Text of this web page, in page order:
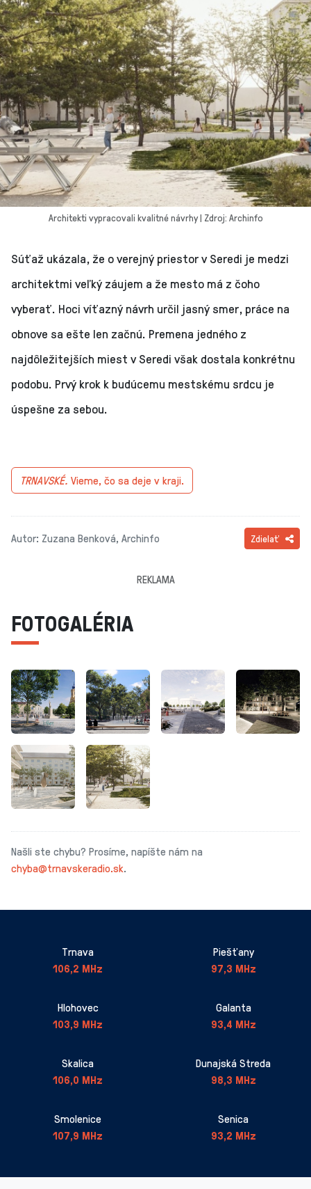
Architekti vypracovali kvalitné návrhy | Zdroj: Archinfo
Súťaž ukázala, že o verejný priestor v Seredi je medzi
architektmi veľký záujem a že mesto má z čoho
vyberať. Hoci víťazný návrh určil jasný smer, práce na
obnove sa ešte len začnú. Premena jedného z
najdôležitejších miest v Seredi však dostala konkrétnu
podobu. Prvý krok k budúcemu mestskému srdcu je
úspešne za sebou.
TRNAVSKÉ. Vieme, čo sa deje v kraji.
Autor: Zuzana Benková, Archinfo Zdielať
REKLAMA
FOTOGALÉRIA
Našli ste chybu? Prosíme, napíšte nám na
chyba@trnavskeradio.sk.
Trnava
106,2 MHz
Piešťany
97,3 MHz
Hlohovec
103,9 MHz
Galanta
93,4 MHz
Skalica
106,0 MHz
Dunajská Streda
98,3 MHz
Smolenice
107,9 MHz
Senica
93,2 MHz